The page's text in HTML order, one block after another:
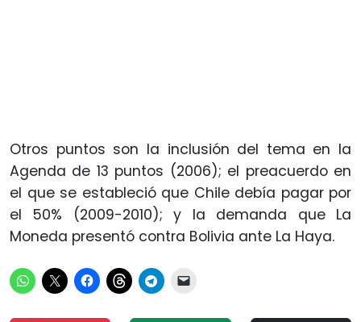
Otros puntos son la inclusión del tema en la
Agenda de 13 puntos (2006); el preacuerdo en
el que se estableció que Chile debía pagar por
el 50% (2009-2010); y la demanda que La
Moneda presentó contra Bolivia ante La Haya.